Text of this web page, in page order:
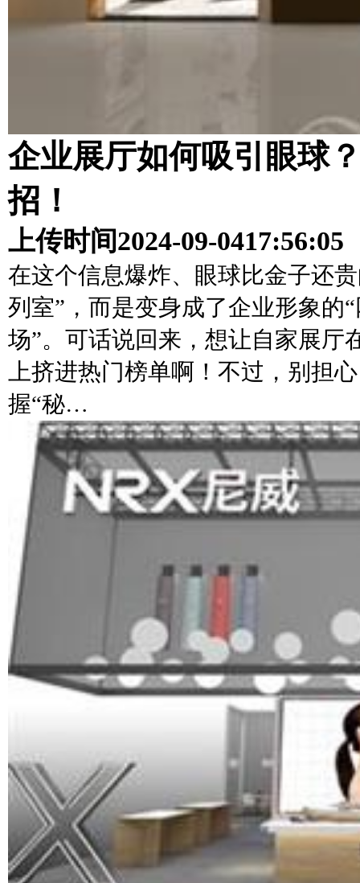
企业展厅如何吸引眼球
招！
上传时间2024-09-0417:56:05
在这个信息爆炸、眼球比金子还
列室”，而是变身成了企业形象的
场”。可话说回来，想让自家展厅
上挤进热门榜单啊！不过，别担
握“秘…